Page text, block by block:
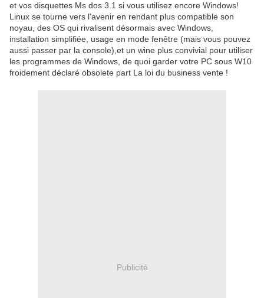
et vos disquettes Ms dos 3.1 si vous utilisez encore Windows!
Linux se tourne vers l'avenir en rendant plus compatible son
noyau, des OS qui rivalisent désormais avec Windows,
installation simplifiée, usage en mode fenêtre (mais vous pouvez
aussi passer par la console),et un wine plus convivial pour utiliser
les programmes de Windows, de quoi garder votre PC sous W10
froidement déclaré obsolete part La loi du business vente !
Publicité